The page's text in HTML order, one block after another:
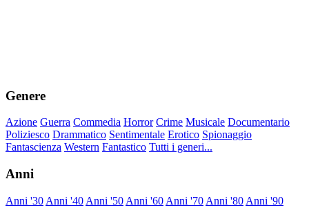
Genere
Azione Guerra Commedia Horror Crime Musicale Documentario
Poliziesco Drammatico Sentimentale Erotico Spionaggio
Fantascienza Western Fantastico Tutti i generi...
Anni
Anni '30 Anni '40 Anni '50 Anni '60 Anni '70 Anni '80 Anni '90